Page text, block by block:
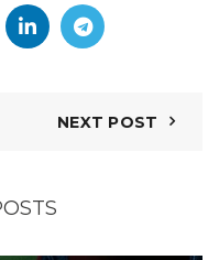
NEXT POST